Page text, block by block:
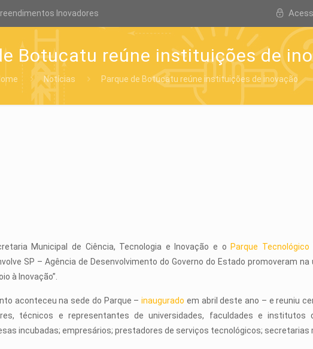
Inovadores
Botucatu reúne instituições de
Notícias Parque de Botucatu reúne instituições de inovação
Municipal de Ciência, Tecnologia e Inovação e o Parque
SP – Agência de Desenvolvimento do Governo do Estado promoveram
à Inovação”.
aconteceu na sede do Parque –inaugurado em abril deste ano – e reuniu
técnicos e representantes de universidades, faculdades e institutos
incubadas; empresários; prestadores de serviços tecnológicos; secretarias